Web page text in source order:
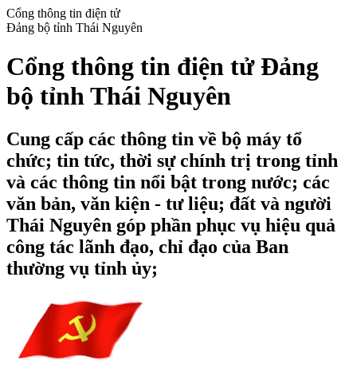
Cổng thông tin điện tử
Đảng bộ tỉnh Thái Nguyên
Cổng thông tin điện tử Đảng
bộ tỉnh Thái Nguyên
Cung cấp các thông tin về bộ máy tổ
chức; tin tức, thời sự chính trị trong tỉnh
và các thông tin nổi bật trong nước; các
văn bản, văn kiện - tư liệu; đất và người
Thái Nguyên góp phần phục vụ hiệu quả
công tác lãnh đạo, chỉ đạo của Ban
thường vụ tỉnh ủy;